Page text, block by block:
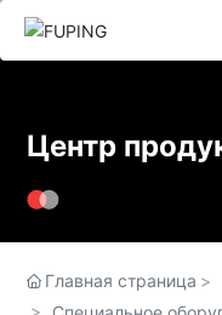
Центр
Главная страница